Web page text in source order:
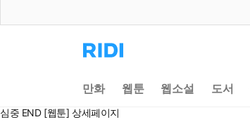
리
디
으
로
동
만화 웹툰 웹소설 도서
심중 END [웹툰] 상세페이지